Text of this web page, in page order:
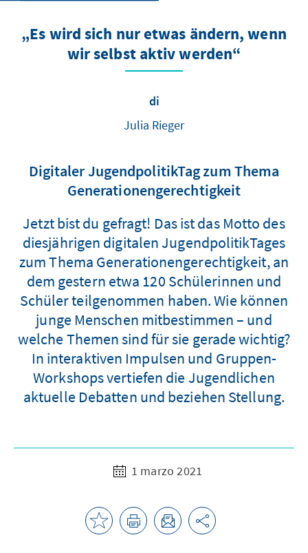
„Es wird sich nur etwas ändern, wenn
wir selbst aktiv werden“
di
Julia Rieger
Digitaler JugendpolitikTag zum Thema
Generationengerechtigkeit
Jetzt bist du gefragt! Das ist das Motto des
diesjährigen digitalen JugendpolitikTages
zum Thema Generationengerechtigkeit, an
dem gestern etwa 120 Schülerinnen und
Schüler teilgenommen haben. Wie können
junge Menschen mitbestimmen – und
welche Themen sind für sie gerade wichtig?
In interaktiven Impulsen und Gruppen-
Workshops vertiefen die Jugendlichen
aktuelle Debatten und beziehen Stellung.
1 marzo 2021